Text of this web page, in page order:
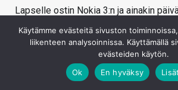
Lapselle ostin Nokia 3:n ja ainakin
tyytyväinen siihen.
Mietin muitakin vaihtoehtoja, mutta
käyttöön paras, varsinkin kun
ostamaan 200€ puhelinta.
Käytämme evästeitä sivuston
liikenteen analysoinnissa. Käyttämällä
evästeiden käytön.
Ok
En hyväksy